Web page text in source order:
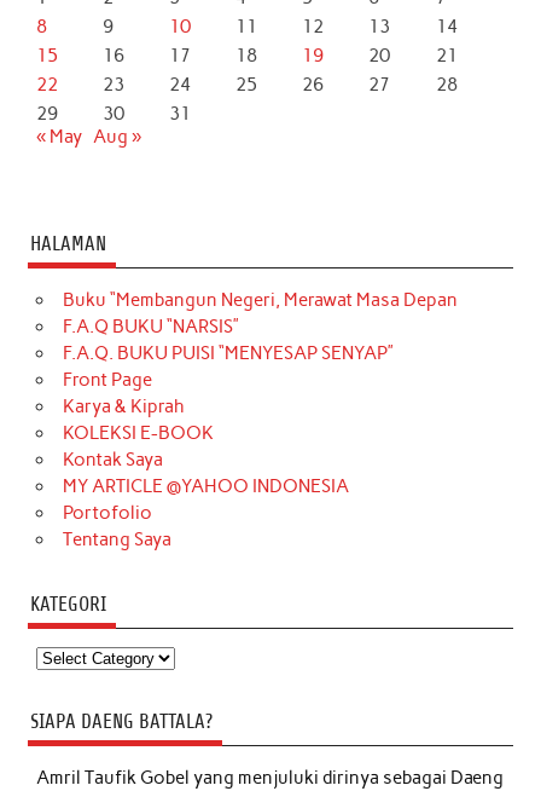
8
9 10 11 12 13
14
15
16 17 18 19 20
21
22
23 24 25 26 27
28
29
30
31
« May Aug »
HALAMAN
Buku “Membangun Negeri, Merawat Masa Depan
F.A.Q BUKU “NARSIS”
F.A.Q. BUKU PUISI “MENYESAP SENYAP”
Front Page
Karya & Kiprah
KOLEKSI E-BOOK
Kontak Saya
MY ARTICLE @YAHOO INDONESIA
Portofolio
Tentang Saya
KATEGORI
Kategori
SIAPA DAENG BATTALA?
Amril Taufik Gobelyang menjuluki dirinya sebagai Daeng